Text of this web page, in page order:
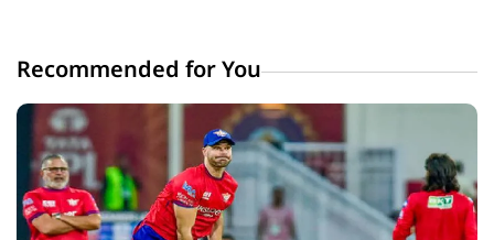
Recommended for You